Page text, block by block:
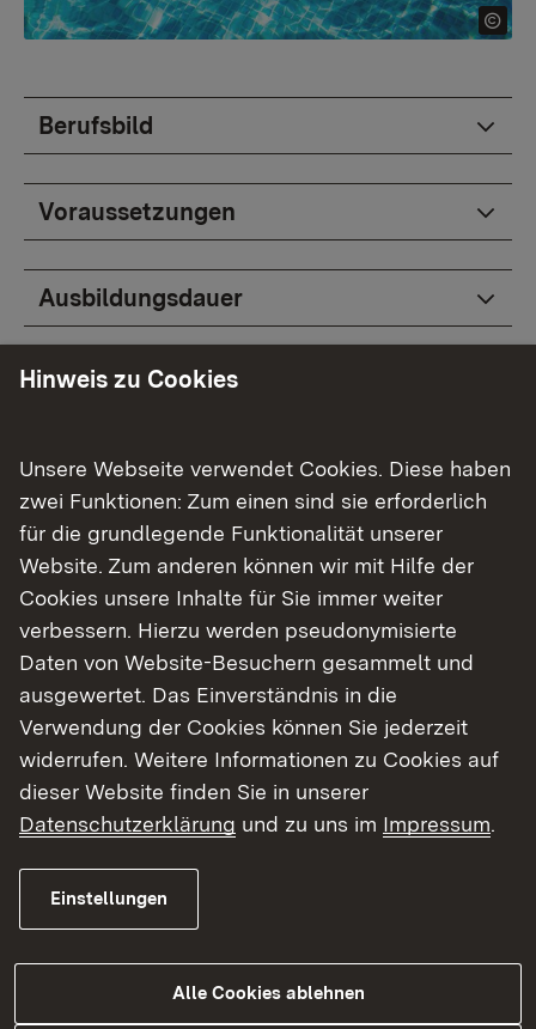
Berufsbild
Voraussetzungen
Ausbildungsdauer
Ausbildungsstätten
Formulare (berufsspezifisch)
Rechtliche Grundlagen / Infomaterial
(berufsspezifisch)
Rechtliche Grundlagen /
Informationsmaterial und Formulare
für alle Ausbildungsberufe
Termine und Ausschreibungen
Auswertung der Prüfungsergebnisse
Weitere Informationen
Hinweis zu Cookies
Unsere Webseite verwendet Cookies. Diese haben
zwei Funktionen: Zum einen sind sie erforderlich
für die grundlegende Funktionalität unserer
Website. Zum anderen können wir mit Hilfe der
Cookies unsere Inhalte für Sie immer weiter
verbessern. Hierzu werden pseudonymisierte
Daten von Website-Besuchern gesammelt und
ausgewertet. Das Einverständnis in die
Verwendung der Cookies können Sie jederzeit
widerrufen. Weitere Informationen zu Cookies auf
dieser Website finden Sie in unserer
Datenschutzerklärung und zu uns im Impressum.
Einstellungen
Alle Cookies ablehnen